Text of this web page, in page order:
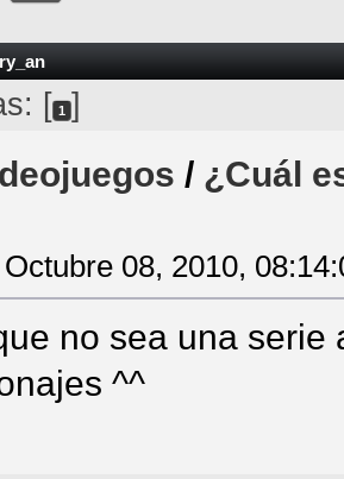
[ 1 ]
/ ¿Cuál
Octubre 08, 2010,
no sea una serie
^^